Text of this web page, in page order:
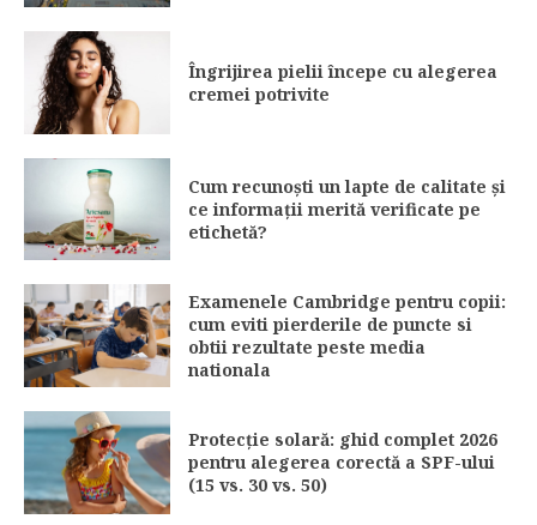
Îngrijirea pielii începe cu alegerea
cremei potrivite
Cum recunoști un lapte de calitate și
ce informații merită verificate pe
etichetă?
Examenele Cambridge pentru copii:
cum eviti pierderile de puncte si
obtii rezultate peste media
nationala
Protecție solară: ghid complet 2026
pentru alegerea corectă a SPF-ului
(15 vs. 30 vs. 50)